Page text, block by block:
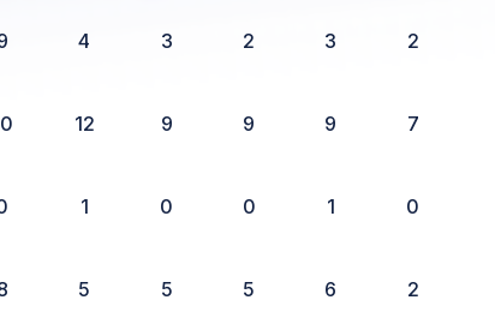
4 3 2 3 2
12 9 9 9 7
1 0 0 1 0
5 5 5 6 2